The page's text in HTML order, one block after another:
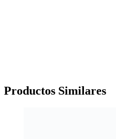
Productos Similares